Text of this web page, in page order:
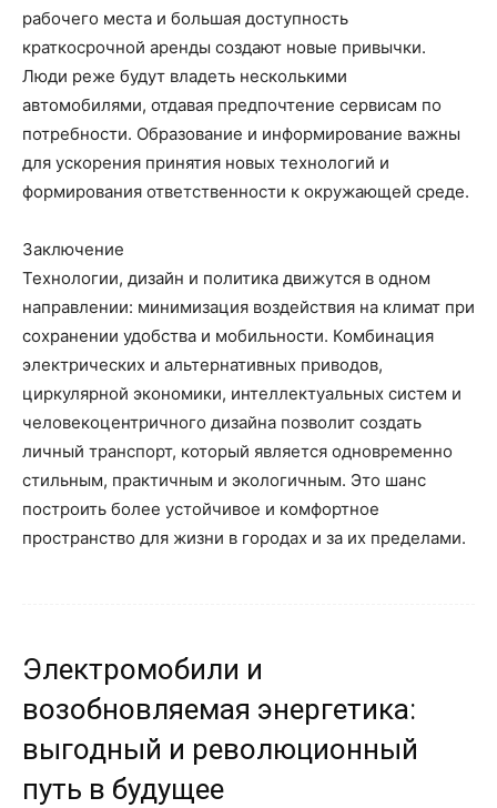
рабочего места и большая доступность
краткосрочной аренды создают новые привычки.
Люди реже будут владеть несколькими
автомобилями, отдавая предпочтение сервисам по
потребности. Образование и информирование важны
для ускорения принятия новых технологий и
формирования ответственности к окружающей среде.
Заключение
Технологии, дизайн и политика движутся в одном
направлении: минимизация воздействия на климат при
сохранении удобства и мобильности. Комбинация
электрических и альтернативных приводов,
циркулярной экономики, интеллектуальных систем и
человекоцентричного дизайна позволит создать
личный транспорт, который является одновременно
стильным, практичным и экологичным. Это шанс
построить более устойчивое и комфортное
пространство для жизни в городах и за их пределами.
Электромобили и
возобновляемая энергетика:
выгодный и революционный
путь в будущее